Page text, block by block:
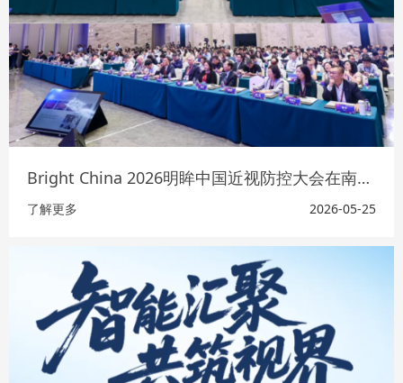
Bright China 2026明眸中国近视防控大会在南京开幕
了解更多 2026-05-25